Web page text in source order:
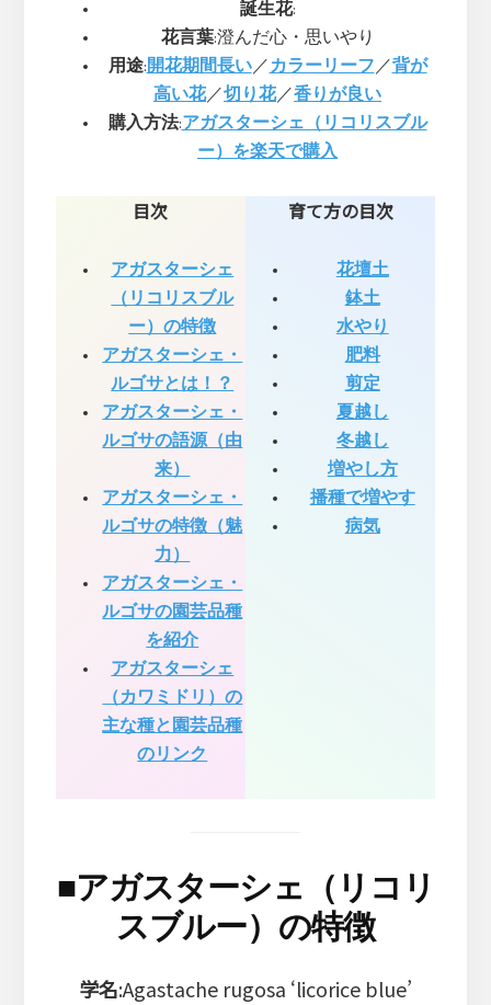
誕生花:
花言葉:澄んだ心・思いやり
用途:開花期間長い／ カラーリーフ ／背が
高い花／切り花／香りが良い
購入方法:アガスターシェ（リコリスブル
ー）を楽天で購入
目次
アガスターシェ
（リコリスブル
ー）の特徴
アガスターシェ・
ルゴサとは！？
アガスターシェ・
ルゴサの語源（由
来）
アガスターシェ・
ルゴサの特徴（魅
力）
アガスターシェ・
ルゴサの園芸品種
を紹介
アガスターシェ
（カワミドリ）の
主な種と園芸品種
のリンク
育て方の目次
花壇土
鉢土
水やり
肥料
剪定
夏越し
冬越し
増やし方
播種で増やす
病気
■アガスターシェ（リコリ
スブルー）の特徴
学名:Agastache rugosa ‘licorice blue’